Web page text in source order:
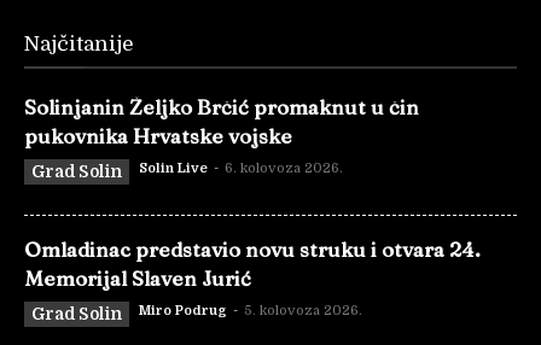
Najčitanije
Solinjanin Željko Brčić promaknut u čin
pukovnika Hrvatske vojske
Grad Solin Solin Live - 6. kolovoza 2026.
Omladinac predstavio novu struku i otvara 24.
Memorijal Slaven Jurić
Grad Solin Miro Podrug - 5. kolovoza 2026.